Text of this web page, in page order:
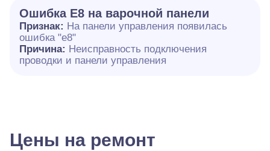
Ошибка E8 на варочной панели
Признак: На панели управления появилась
ошибка "e8"
Причина: Неисправность подключения
проводки и панели управления
Цены на ремонт